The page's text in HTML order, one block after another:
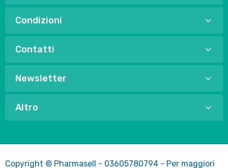
Condizioni
Contatti
Newsletter
Altro
Copyright © Pharmasell - 03605780794 - Per maggiori